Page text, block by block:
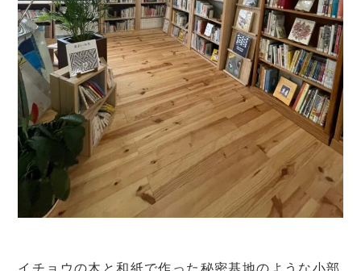
イチョウの木と和紙で作った秘密基地のような小部